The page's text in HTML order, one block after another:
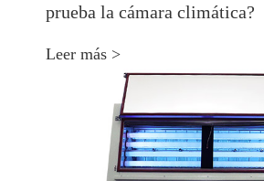
prueba la cámara climática?
Leer más >